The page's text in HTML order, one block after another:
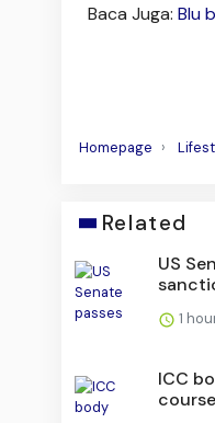
Baca Juga: Blu
Homepage
Related
US
1
ICC